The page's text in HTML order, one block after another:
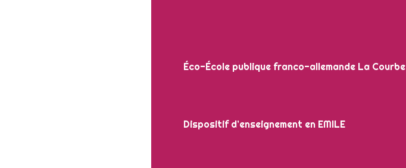
Éco-École publique franco-allemande La Courbe
Dispositif d’enseignement en EMILE